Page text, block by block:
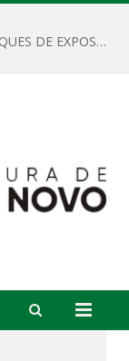
CONTRATOS DE CESSÃO DE USO DO PARQUES DE EXPOSIÇÕES “ORESTES BELIQUE”